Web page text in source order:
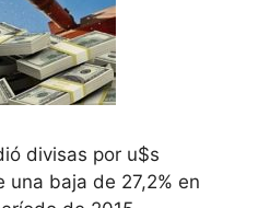
divisas por u$s
una baja de 27,2% en